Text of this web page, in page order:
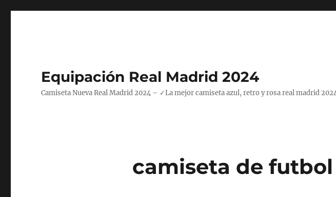
Equipación Real Madrid 2024
Camiseta Nueva Real Madrid 2024 – ✓La mejor camiseta azul, retro y rosa real madrid
camiseta de